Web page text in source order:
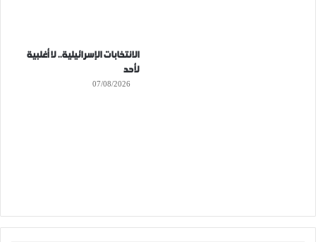
الانتخابات الإسرائيلية.. لا أغلبية
لأحد
07/08/2026